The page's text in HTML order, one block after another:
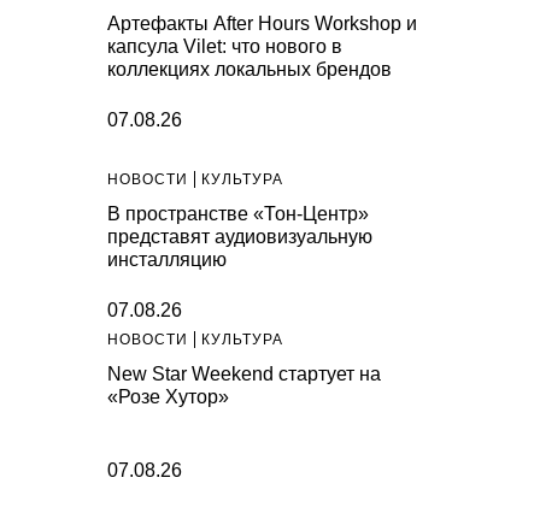
Артефакты After Hours Workshop и
капсула Vilet: что нового в
коллекциях локальных брендов
07.08.26
НОВОСТИ КУЛЬТУРА
В пространстве «Тон-Центр»
представят аудиовизуальную
инсталляцию
07.08.26
НОВОСТИ КУЛЬТУРА
New Star Weekend стартует на
«Розе Хутор»
07.08.26